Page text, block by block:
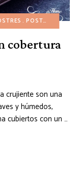
POSTRES DE FRUTAS
cobertura
crujiente son una
y húmedos,
cubiertos con un …